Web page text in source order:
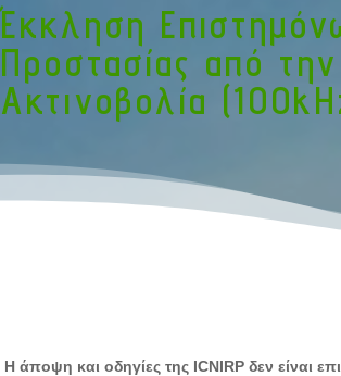
Έκκληση
Προστασίας από
Ακτινοβολία
H άποψη και οδηγίες της ICNIRP δεν είναι